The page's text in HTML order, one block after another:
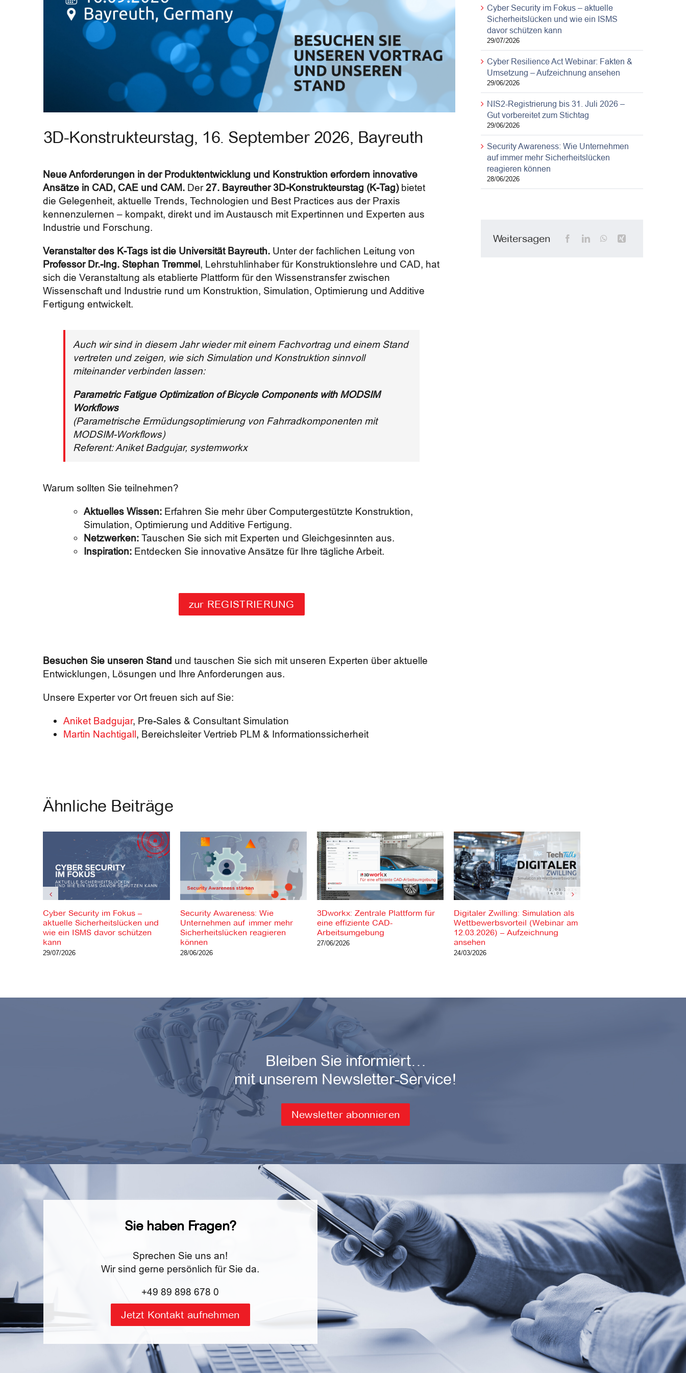
3D-Konstrukteurstag, 16. September 2026, Bayreuth
Neue Anforderungen in der Produktentwicklung und Konstruktion erfordern innovative
Ansätze in CAD, CAE und CAM. Der27. Bayreuther 3D-Konstrukteurstag (K-Tag)bietet
die Gelegenheit, aktuelle Trends, Technologien und Best Practices aus der Praxis
kennenzulernen – kompakt, direkt und im Austausch mit Expertinnen und Experten aus
Industrie und Forschung.
Veranstalter des K-Tags ist die Universität Bayreuth. Unter der fachlichen Leitung von
Professor Dr.-Ing. Stephan Tremmel, Lehrstuhlinhaber für Konstruktionslehre und CAD, hat
sich die Veranstaltung als etablierte Plattform für den Wissenstransfer zwischen
Wissenschaft und Industrie rund um Konstruktion, Simulation, Optimierung und Additive
Fertigung entwickelt.
Auch wir sind in diesem Jahr wieder mit einem Fachvortrag und einem Stand
vertreten und zeigen, wie sich Simulation und Konstruktion sinnvoll
miteinander verbinden lassen:
Parametric Fatigue Optimization of Bicycle Components with MODSIM
Workflows
(Parametrische Ermüdungsoptimierung von Fahrradkomponenten mit
MODSIM-Workflows)
Referent: Aniket Badgujar, systemworkx
Warum sollten Sie teilnehmen?
Aktuelles Wissen: Erfahren Sie mehr über Computergestützte Konstruktion,
Simulation, Optimierung und Additive Fertigung.
Netzwerken: Tauschen Sie sich mit Experten und Gleichgesinnten aus.
Inspiration: Entdecken Sie innovative Ansätze für Ihre tägliche Arbeit.
zur REGISTRIERUNG
Besuchen Sie unseren Stand und tauschen Sie sich mit unseren Experten über aktuelle
Entwicklungen, Lösungen und Ihre Anforderungen aus.
Unsere Experter vor Ort freuen sich auf Sie:
Aniket Badgujar, Pre-Sales & Consultant Simulation
Martin Nachtigall, Bereichsleiter Vertrieb PLM & Informationssicherheit
Cyber Security im Fokus – aktuelle
Sicherheitslücken und wie ein ISMS
davor schützen kann
29/07/2026
Cyber Resilience Act Webinar: Fakten &
Umsetzung – Aufzeichnung ansehen
29/06/2026
NIS2-Registrierung bis 31. Juli 2026 –
Gut vorbereitet zum Stichtag
29/06/2026
Security Awareness: Wie Unternehmen
auf immer mehr Sicherheitslücken
reagieren können
28/06/2026
Weitersagen
Ähnliche Beiträge
Cyber Security im Fokus –
aktuelle Sicherheitslücken und
wie ein ISMS davor schützen
kann
29/07/2026
Security Awareness: Wie
Unternehmen auf immer mehr
Sicherheitslücken reagieren
können
28/06/2026
3Dworkx: Zentrale Plattform für
eine effiziente CAD-
Arbeitsumgebung
27/06/2026
Digitaler Zwilling: Simulation als
Wettbewerbsvorteil (Webinar am
12.03.2026) – Aufzeichnung
ansehen
24/03/2026
Bleiben Sie informiert…
mit unserem Newsletter-Service!
Newsletter abonnieren
Sie haben Fragen?
Sprechen Sie uns an!
Wir sind gerne persönlich für Sie da.
+49 89 898 678 0
Jetzt Kontakt aufnehmen